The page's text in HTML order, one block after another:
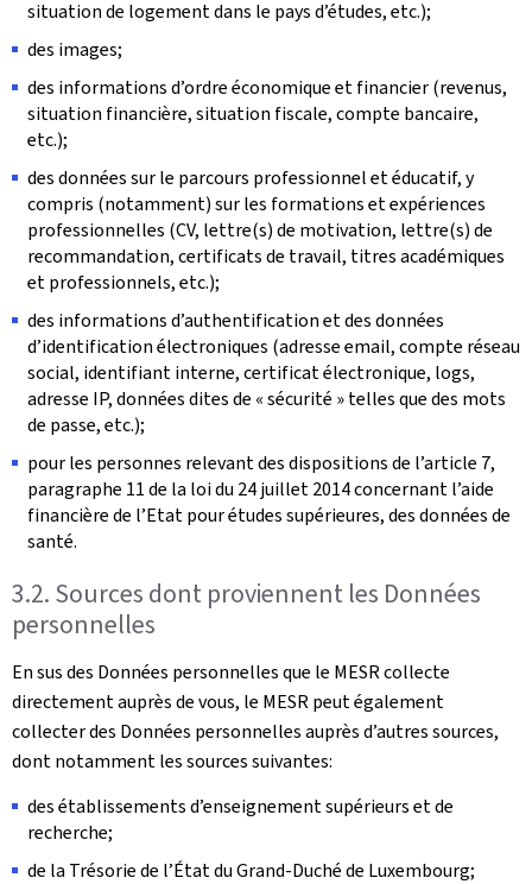
situation de logement dans le pays d’études, etc.);
des images;
des informations d’ordre économique et financier (revenus,
situation financière, situation fiscale, compte bancaire,
etc.);
des données sur le parcours professionnel et éducatif, y
compris (notamment) sur les formations et expériences
professionnelles (CV, lettre(s) de motivation, lettre(s) de
recommandation, certificats de travail, titres académiques
et professionnels, etc.);
des informations d’authentification et des données
d’identification électroniques (adresse email, compte réseau
social, identifiant interne, certificat électronique, logs,
adresse IP, données dites de « sécurité » telles que des mots
de passe, etc.);
pour les personnes relevant des dispositions de l’article 7,
paragraphe 11 de la loi du 24 juillet 2014 concernant l’aide
financière de l’Etat pour études supérieures, des données de
santé.
3.2. Sources dont proviennent les Données
personnelles
En sus des Données personnelles que le MESR collecte
directement auprès de vous, le MESR peut également
collecter des Données personnelles auprès d’autres sources,
dont notamment les sources suivantes:
des établissements d’enseignement supérieurs et de
recherche;
de la Trésorie de l’État du Grand-Duché de Luxembourg;